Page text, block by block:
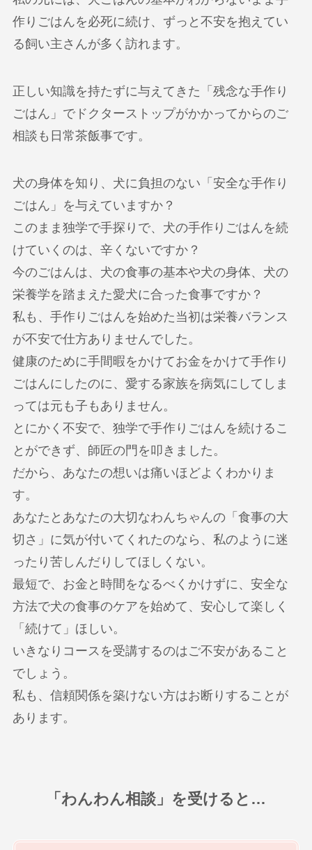
作りごはんを必死に続け、ずっと不安を抱えてい
る飼い主さんが多く訪れます。
正しい知識を持たずに与えてきた「残念な手作り
ごはん」でドクターストップがかかってからのご
相談も日常茶飯事です。
犬の身体を知り、犬に負担のない「安全な手作り
ごはん」を与えていますか？
このまま独学で手探りで、犬の手作りごはんを続
けていくのは、辛くないですか？
今のごはんは、犬の食事の基本や犬の身体、犬の
栄養学を踏まえた愛犬に合った食事ですか？
私も、手作りごはんを始めた当初は栄養バランス
が不安で仕方ありませんでした。
健康のために手間暇をかけてお金をかけて手作り
ごはんにしたのに、愛する家族を病気にしてしま
っては元も子もありません。
とにかく不安で、独学で手作りごはんを続けるこ
とができず、師匠の門を叩きました。
だから、あなたの想いは痛いほどよくわかりま
す。
あなたとあなたの大切なわんちゃんの「食事の大
切さ」に気が付いてくれたのなら、私のように迷
ったり苦しんだりしてほしくない。
最短で、お金と時間をなるべくかけずに、安全な
方法で犬の食事のケアを始めて、安心して楽しく
「続けて」ほしい。
いきなりコースを受講するのはご不安があること
でしょう。
私も、信頼関係を築けない方はお断りすることが
あります。
「わんわん相談」を受けると…